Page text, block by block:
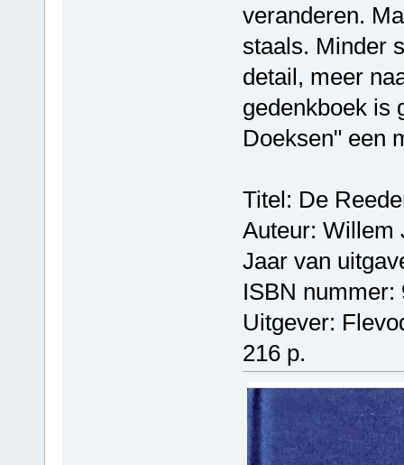
veranderen.
staals. Minder
detail, meer
gedenkboek is
Doeksen" een
Titel: De
Auteur: Willem
Jaar van
ISBN nummer:
Uitgever:
216 p.